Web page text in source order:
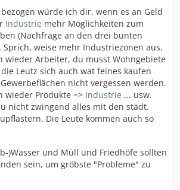
würde ich dir, wenn es an Geld
Industrie mehr Möglichkeiten zum
(Nachfrage an den drei bunten
Sprich, weise mehr Industriezonen aus.
wieder Arbeiter, du musst Wohngebiete
Leutz sich auch wat feines kaufen
nicht vergessen werden.
wieder Produkte => Industrie ... usw.
nicht zwingend alles mit den städt.
Die Leute kommen auch so
)Wasser und Müll und Friedhöfe sollten
sein, um gröbste "Probleme" zu